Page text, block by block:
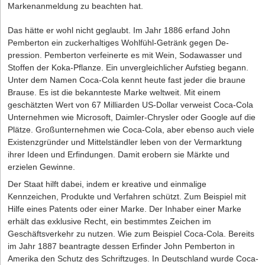
an die Europäische Arbeitszeitrichtlinien anzugleichen. Konkrete
Ideen sind, statt tägliche Höchstarbeitsstunden wöchentliche
Grenzen bei der Arbeitszeit einzuführen. Alternativ könnten die
täglichen Höchstgrenzen erhöht werden, ohne gleichzeitig die
wöchentliche Arbeitszeit hochzuschrauben. Beide Ansätze
verhindern die dauerhafte Überlastung von Mitarbeitern. Und sie
erhöhen die Flexibilität für Betriebe, zum Beispiel wenn es in
Phasen kurzzeitig viel zu tun gibt. Noch scheinen nicht alle
Bundestagsfraktionen bereit für den Wandel zu sein. Klar ist aber:
Früher oder später wird es Änderung beim Arbeitszeitgesetz
geben müssen, um dem digitalen Zeitalter zu gerecht zu werden.
Weniger Stunden, mehr Produktivität – möglich für Gründer?
Die engen Grenzen des Arbeitszeitgesetzes werden von Gründern
nicht selten als hinderlich empfunden. Doch es gibt auch ganz
andere Ansätze, die dem Pioniergeist von jungen Unternehmen
entgegen kommen könnten. Beispiel Sechsstundentag: Menschen,
die weniger arbeiten, sind deutlich produktiver und gleichzeitig
weniger anfällig für Fehler und Krankheiten. Das zeigen zahlreiche
Die Miethöhe kann bei Vertragsabschluss zwischen den
Vertragsparteien frei vereinbart werden, wobei ortsübliche
Vergleichsmieten ein Maßstab für den geforderten Mietzins sein
sollten. Mietwucher ist verboten. Gezahlt wird der Mietzins in
monatlichen Beträgen, jeweils zu Beginn eines Monats im Voraus.
Grundsätzlich sind nach dem Gesetz mit dem Mietzins alle
Nebenkosten (also die Betriebskosten) abgegolten. In der Praxis
der Geschäftsraummietverträge werden die Betriebskosten
allerdings meist unter Bezugnahme auf die Betriebskosten-
Verordnung ganz oder teilweise auf den Mieter umgelegt. Es ist
ratsam, die Nebenkostenbestimmungen im Vertrag sehr sorgfältig
zu verhandeln.
Mietzeit – am besten mit Verlängerungsoption
Die Laufzeit des Vertrags kann frei vereinbart werden. Es empfiehlt
sich, im Fall eines befristeten Mietverhältnisses, eine
Verlängerungsklausel vorzusehen, wonach sich das Mietverhältnis
über die feste Vertragsdauer hinaus automatisch um eine
bestimmte Zeitspanne verlängert, wenn es nicht zum Ablauf der
Markenanmeldung zu beachten hat.
Das hätte er wohl nicht geglaubt. Im Jahr 1886 erfand John
Pemberton ein zuckerhaltiges Wohlfühl-Getränk gegen De­
pression. Pemberton verfeinerte es mit Wein, Sodawasser und
Stoffen der Koka-Pflanze. Ein unvergleichlicher Aufstieg begann.
Unter dem Namen Coca-Cola kennt heute fast jeder die braune
Brause. Es ist die bekannteste Marke weltweit. Mit einem
geschätzten Wert von 67 Milliarden US-Dollar verweist Coca-Cola
Unternehmen wie Microsoft, Daimler-Chrysler oder Google auf die
Plätze. Großunternehmen wie Coca-Cola, aber ebenso auch viele
Existenzgründer und Mittelständler leben von der Vermarktung
ihrer Ideen und Erfindungen. Damit erobern sie Märkte und
erzielen Gewinne.
Der Staat hilft dabei, indem er kreative und einmalige
Kennzeichen, Produkte und Verfahren schützt. Zum Beispiel mit
Hilfe eines Patents oder einer Marke. Der Inhaber einer Marke
erhält das exklusive Recht, ein bestimmtes Zeichen im
Geschäftsverkehr zu nutzen. Wie zum Beispiel Coca-Cola. Bereits
im Jahr 1887 beantragte dessen Erfinder John Pemberton in
Amerika den Schutz des Schriftzuges. In Deutschland wurde Coca-